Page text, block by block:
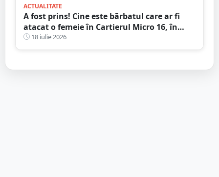
ACTUALITATE
A fost prins! Cine este bărbatul care ar fi
atacat o femeie în Cartierul Micro 16, în
plină zi, pe stradă
18 iulie 2026